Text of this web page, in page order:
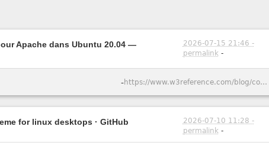
Apache dans Ubuntu 20.04 —
2026-07-15 21:46 -
permalink-
- https://www.w3reference.com/blog/comment-cr-er-un-certificat-ssl-auto-sign-pour-apache-dans-ubuntu-20-04/
for linux desktops · GitHub
2026-07-10 11:28 -
permalink-